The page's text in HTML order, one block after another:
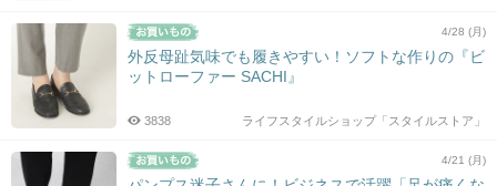
4/28 (月)
外反母趾気味でも履きやすい！ソフトな作りの『ビ
ットローファー SACHI』
ライフスタイルショップ「スタイルストア」
3838
4/21 (月)